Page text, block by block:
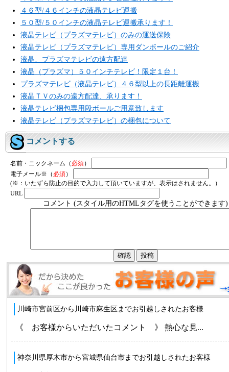
４６型/４６インチの液晶テレビ運搬
５０型/５０インチの液晶テレビ運搬承ります！
液晶テレビ（プラズマテレビ）のみの運送保険
液晶テレビ（プラズマテレビ）専用ダンボールのご紹介
液晶、プラズマテレビの遠方配達
液晶（プラズマ）５０インチテレビ！限定１台！
プラズマテレビ（液晶テレビ）４６型以上の長距離運搬
液晶ＴＶのみの遠方配達、承ります！
液晶テレビ梱包専用段ボールご用意致します
液晶テレビ（プラズマテレビ）の梱包について
コメントする
名前・ニックネーム（ 必須）
電子メール※（ 必須）
(※：いたずら防止の目的で入力して頂いていますが、表示はされません。）
URL
コメント (スタイル用のHTMLタグを使うことができます)